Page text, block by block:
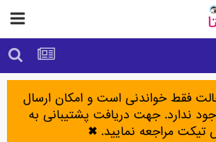
فقط خواندنی است و امکان ارسال
ندارد. جهت دریافت پشتیبانی به
مراجعه نمایید.✖